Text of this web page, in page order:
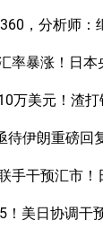
，分析师：
率暴涨！日
万美元！渣打
待伊朗重磅回
手干预汇市
！美日协调干